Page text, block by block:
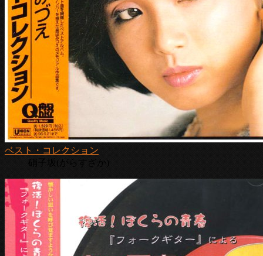
ベスト・コレクション
硝子坂(がらすざか)